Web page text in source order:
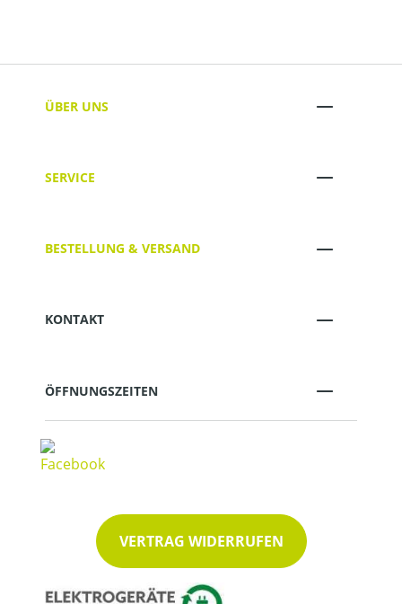
ÜBER UNS
SERVICE
BESTELLUNG & VERSAND
KONTAKT
ÖFFNUNGSZEITEN
VERTRAG WIDERRUFEN